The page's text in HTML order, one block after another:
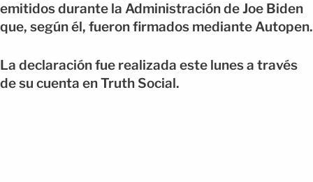
emitidos durante la Administración de Joe Biden
que, según él, fueron firmados mediante Autopen.
La declaración fue realizada este lunes a través
de su cuenta en Truth Social.